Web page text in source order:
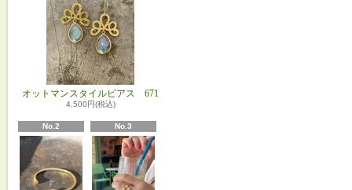
オットマンスタイルピアス 671
4,500円(税込)
No.2 No.3